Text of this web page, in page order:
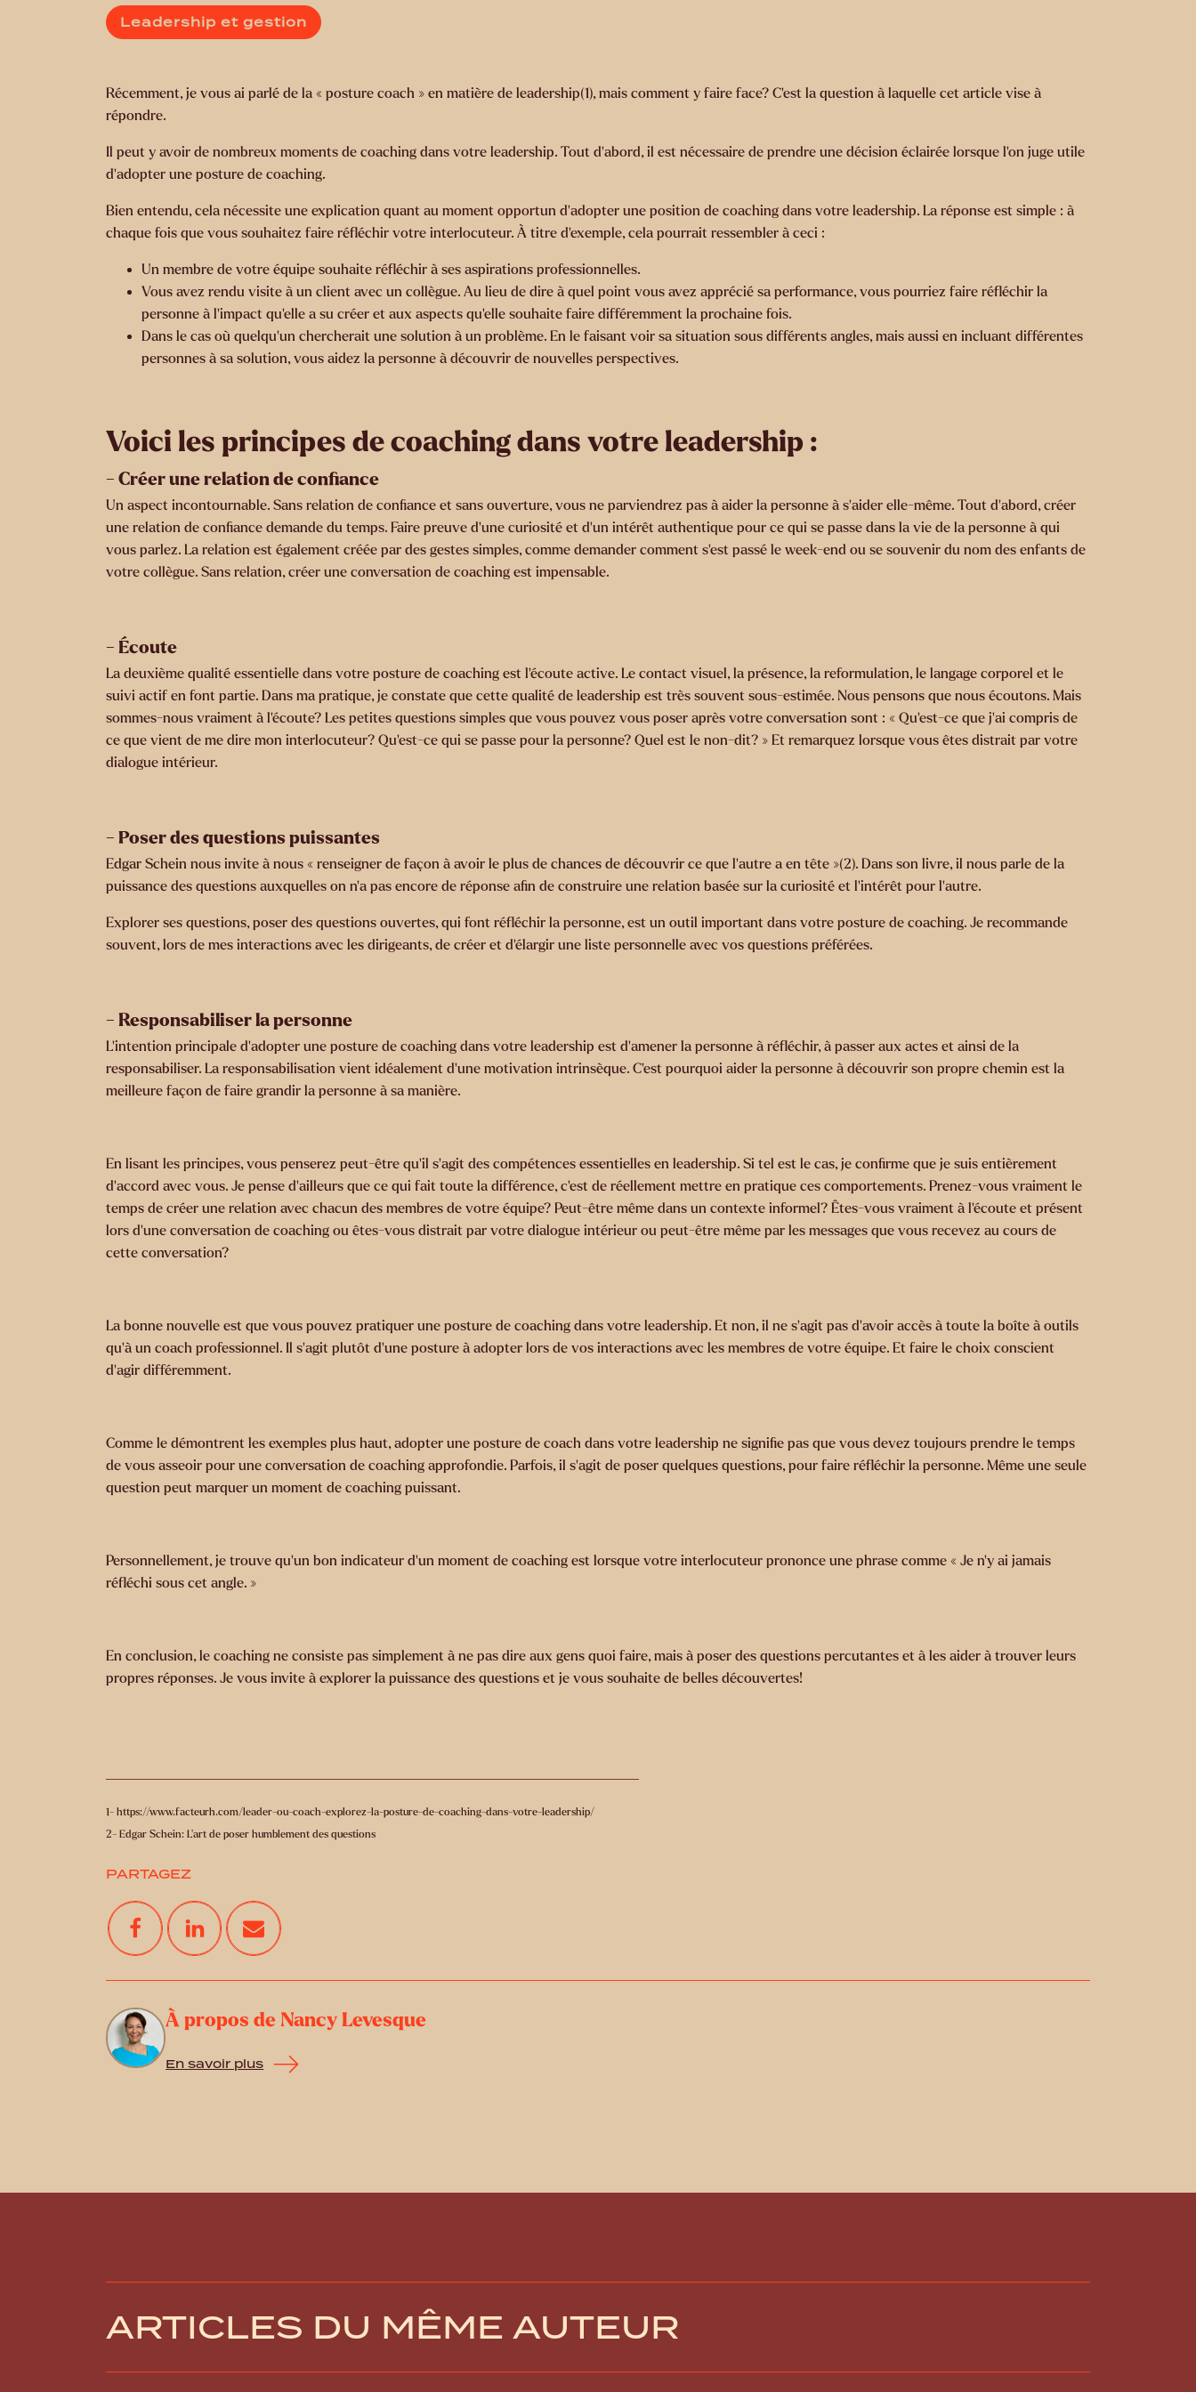
Leadership et gestion
Récemment, je vous ai parlé de la « posture coach » en matière de leadership(1), mais comment y faire face? C’est la question à laquelle cet article vise à
répondre.
Il peut y avoir de nombreux moments de coaching dans votre leadership. Tout d’abord, il est nécessaire de prendre une décision éclairée lorsque l’on juge utile
d’adopter une posture de coaching.
Bien entendu, cela nécessite une explication quant au moment opportun d’adopter une position de coaching dans votre leadership. La réponse est simple : à
chaque fois que vous souhaitez faire réfléchir votre interlocuteur. À titre d'exemple, cela pourrait ressembler à ceci :
Un membre de votre équipe souhaite réfléchir à ses aspirations professionnelles.
Vous avez rendu visite à un client avec un collègue. Au lieu de dire à quel point vous avez apprécié sa performance, vous pourriez faire réfléchir la
personne à l’impact qu’elle a su créer et aux aspects qu’elle souhaite faire différemment la prochaine fois.
Dans le cas où quelqu’un chercherait une solution à un problème. En le faisant voir sa situation sous différents angles, mais aussi en incluant différentes
personnes à sa solution, vous aidez la personne à découvrir de nouvelles perspectives.
Voici les principes de coaching dans votre leadership :
- Créer une relation de confiance
Un aspect incontournable. Sans relation de confiance et sans ouverture, vous ne parviendrez pas à aider la personne à s’aider elle-même. Tout d’abord, créer
une relation de confiance demande du temps. Faire preuve d’une curiosité et d’un intérêt authentique pour ce qui se passe dans la vie de la personne à qui
vous parlez. La relation est également créée par des gestes simples, comme demander comment s’est passé le week-end ou se souvenir du nom des enfants de
votre collègue. Sans relation, créer une conversation de coaching est impensable.
- Écoute
La deuxième qualité essentielle dans votre posture de coaching est l’écoute active. Le contact visuel, la présence, la reformulation, le langage corporel et le
suivi actif en font partie. Dans ma pratique, je constate que cette qualité de leadership est très souvent sous-estimée. Nous pensons que nous écoutons. Mais
sommes-nous vraiment à l’écoute? Les petites questions simples que vous pouvez vous poser après votre conversation sont : « Qu’est-ce que j’ai compris de
ce que vient de me dire mon interlocuteur? Qu’est-ce qui se passe pour la personne? Quel est le non-dit? » Et remarquez lorsque vous êtes distrait par votre
dialogue intérieur.
- Poser des questions puissantes
Edgar Schein nous invite à nous « renseigner de façon à avoir le plus de chances de découvrir ce que l'autre a en tête »(2). Dans son livre, il nous parle de la
puissance des questions auxquelles on n’a pas encore de réponse afin de construire une relation basée sur la curiosité et l’intérêt pour l’autre.
Explorer ses questions, poser des questions ouvertes, qui font réfléchir la personne, est un outil important dans votre posture de coaching. Je recommande
souvent, lors de mes interactions avec les dirigeants, de créer et d'élargir une liste personnelle avec vos questions préférées.
- Responsabiliser la personne
L’intention principale d’adopter une posture de coaching dans votre leadership est d’amener la personne à réfléchir, à passer aux actes et ainsi de la
responsabiliser. La responsabilisation vient idéalement d’une motivation intrinsèque. C’est pourquoi aider la personne à découvrir son propre chemin est la
meilleure façon de faire grandir la personne à sa manière.
En lisant les principes, vous penserez peut-être qu’il s’agit des compétences essentielles en leadership. Si tel est le cas, je confirme que je suis entièrement
d’accord avec vous. Je pense d’ailleurs que ce qui fait toute la différence, c’est de réellement mettre en pratique ces comportements. Prenez-vous vraiment le
temps de créer une relation avec chacun des membres de votre équipe? Peut-être même dans un contexte informel? Êtes-vous vraiment à l’écoute et présent
lors d’une conversation de coaching ou êtes-vous distrait par votre dialogue intérieur ou peut-être même par les messages que vous recevez au cours de
cette conversation?
La bonne nouvelle est que vous pouvez pratiquer une posture de coaching dans votre leadership. Et non, il ne s’agit pas d’avoir accès à toute la boîte à outils
qu'à un coach professionnel. Il s’agit plutôt d’une posture à adopter lors de vos interactions avec les membres de votre équipe. Et faire le choix conscient
d’agir différemment.
Comme le démontrent les exemples plus haut, adopter une posture de coach dans votre leadership ne signifie pas que vous devez toujours prendre le temps
de vous asseoir pour une conversation de coaching approfondie. Parfois, il s’agit de poser quelques questions, pour faire réfléchir la personne. Même une seule
question peut marquer un moment de coaching puissant.
Personnellement, je trouve qu’un bon indicateur d’un moment de coaching est lorsque votre interlocuteur prononce une phrase comme « Je n’y ai jamais
réfléchi sous cet angle. »
En conclusion, le coaching ne consiste pas simplement à ne pas dire aux gens quoi faire, mais à poser des questions percutantes et à les aider à trouver leurs
propres réponses. Je vous invite à explorer la puissance des questions et je vous souhaite de belles découvertes!
1- https://www.facteurh.com/leader-ou-coach-explorez-la-posture-de-coaching-dans-votre-leadership/
2- Edgar Schein: L'art de poser humblement des questions
PARTAGEZ
À propos de Nancy Levesque
En savoir plus
ARTICLES DU MÊME AUTEUR